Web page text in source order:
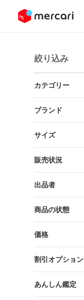
ツにスキップ
絞り込み
カテゴリー
ブランド
サイズ
販売状況
出品者
商品の状態
価格
割引オプション
あんしん鑑定